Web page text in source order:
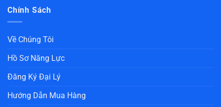
Chính Sách
Về Chúng Tôi
Hồ Sơ Năng Lực
Đăng Ký Đại Lý
Hướng Dẫn Mua Hàng